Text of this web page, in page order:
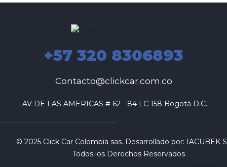
+57 320 8306893
Contacto@clickcar.com.co
AV DE LAS AMERICAS # 62 - 84 LC 158 Bogotá D.C.
© 2025 Click Car Colombia sas. Desarrollado por: IACUBEK
Todos los Derechos Reservados